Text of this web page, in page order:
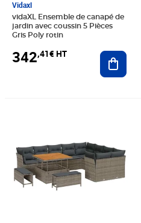
Vidaxl
vidaXL Ensemble de canapé de
jardin avec coussin 5 Pièces
Gris Poly rotin
342,41€ HT